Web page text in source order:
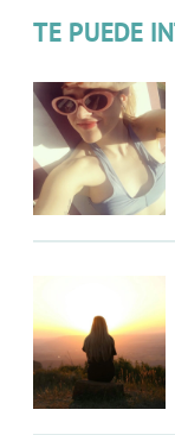
TE PUEDE